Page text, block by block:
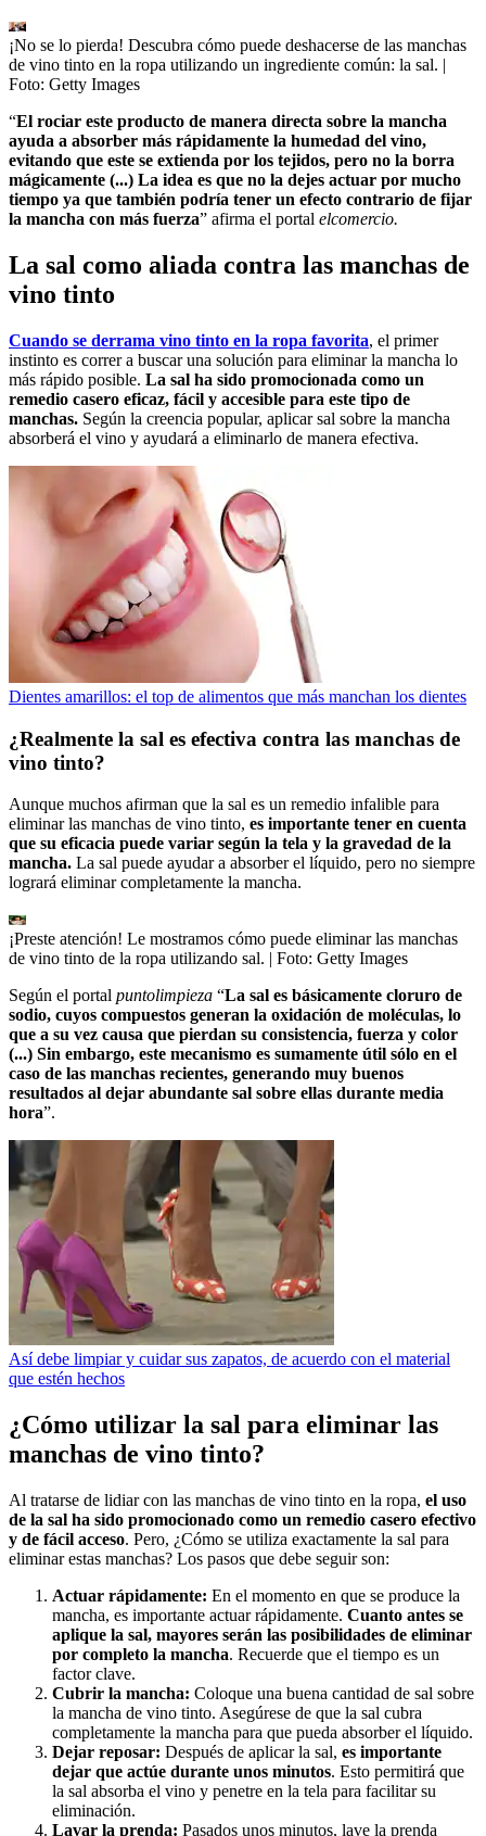
¡No se lo pierda! Descubra cómo puede deshacerse de las manchas
de vino tinto en la ropa utilizando un ingrediente común: la sal. |
Foto: Getty Images
“El rociar este producto de manera directa sobre la mancha
ayuda a absorber más rápidamente la humedad del vino,
evitando que este se extienda por los tejidos, pero no la borra
mágicamente (...) La idea es que no la dejes actuar por mucho
tiempo ya que también podría tener un efecto contrario de fijar
la mancha con más fuerza” afirma el portal elcomercio.
La sal como aliada contra las manchas de
vino tinto
Cuando se derrama vino tinto en la ropa favorita, el primer
instinto es correr a buscar una solución para eliminar la mancha lo
más rápido posible. La sal ha sido promocionada como un
remedio casero eficaz, fácil y accesible para este tipo de
manchas. Según la creencia popular, aplicar sal sobre la mancha
absorberá el vino y ayudará a eliminarlo de manera efectiva.
Dientes amarillos: el top de alimentos que más manchan los dientes
¿Realmente la sal es efectiva contra las manchas de
vino tinto?
Aunque muchos afirman que la sal es un remedio infalible para
eliminar las manchas de vino tinto, es importante tener en cuenta
que su eficacia puede variar según la tela y la gravedad de la
mancha. La sal puede ayudar a absorber el líquido, pero no siempre
logrará eliminar completamente la mancha.
¡Preste atención! Le mostramos cómo puede eliminar las manchas
de vino tinto de la ropa utilizando sal. | Foto: Getty Images
Según el portal puntolimpieza “La sal es básicamente cloruro de
sodio, cuyos compuestos generan la oxidación de moléculas, lo
que a su vez causa que pierdan su consistencia, fuerza y color
(...) Sin embargo, este mecanismo es sumamente útil sólo en el
caso de las manchas recientes, generando muy buenos
resultados al dejar abundante sal sobre ellas durante media
hora”.
Así debe limpiar y cuidar sus zapatos, de acuerdo con el material
que estén hechos
¿Cómo utilizar la sal para eliminar las
manchas de vino tinto?
Al tratarse de lidiar con las manchas de vino tinto en la ropa, el uso
de la sal ha sido promocionado como un remedio casero efectivo
y de fácil acceso. Pero, ¿Cómo se utiliza exactamente la sal para
eliminar estas manchas? Los pasos que debe seguir son:
Actuar rápidamente: En el momento en que se produce la
mancha, es importante actuar rápidamente. Cuanto antes se
aplique la sal, mayores serán las posibilidades de eliminar
por completo la mancha. Recuerde que el tiempo es un
factor clave.
Cubrir la mancha: Coloque una buena cantidad de sal sobre
la mancha de vino tinto. Asegúrese de que la sal cubra
completamente la mancha para que pueda absorber el líquido.
Dejar reposar: Después de aplicar la sal, es importante
dejar que actúe durante unos minutos. Esto permitirá que
la sal absorba el vino y penetre en la tela para facilitar su
eliminación.
Lavar la prenda: Pasados unos minutos, lave la prenda